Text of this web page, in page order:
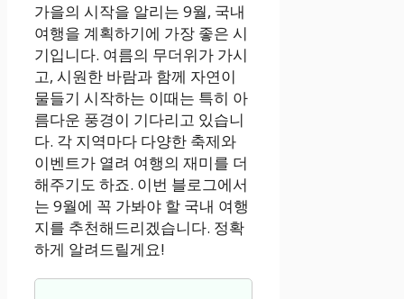
가을의 시작을 알리는 9월, 국내
여행을 계획하기에 가장 좋은 시
기입니다. 여름의 무더위가 가시
고, 시원한 바람과 함께 자연이
물들기 시작하는 이때는 특히 아
름다운 풍경이 기다리고 있습니
다. 각 지역마다 다양한 축제와
이벤트가 열려 여행의 재미를 더
해주기도 하죠. 이번 블로그에서
는 9월에 꼭 가봐야 할 국내 여행
지를 추천해드리겠습니다. 정확
하게 알려드릴게요!